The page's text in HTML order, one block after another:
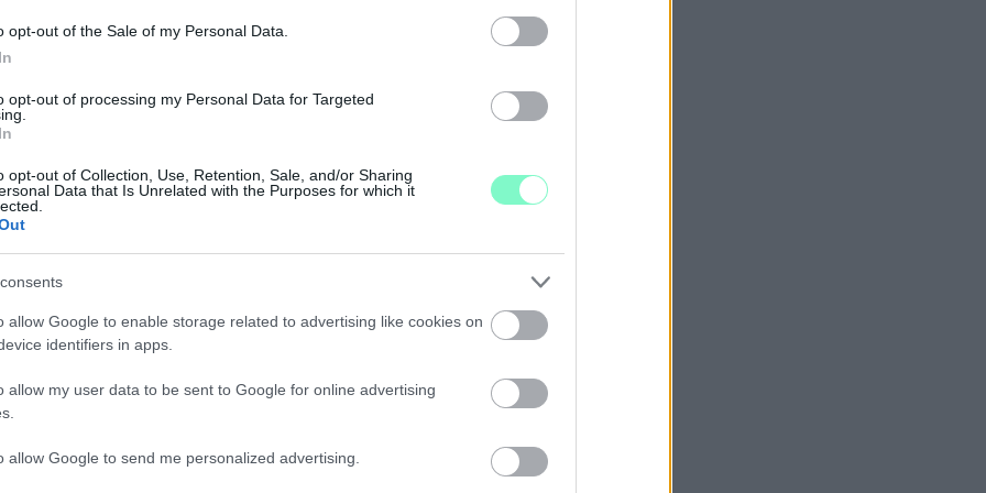
opt-out of the Sale of my Personal Data.
opt-out of processing my Personal Data for Targeted
opt-out of Collection, Use, Retention, Sale, and/or Sharing
Data that Is Unrelated with the Purposes for which it
allow Google to enable storage related to advertising like cookies on
identifiers in apps.
allow my user data to be sent to Google for online advertising
allow Google to send me personalized advertising.
Bull In The Barne United nevű pub amatőr gárdáját fogja erősíteni.
ALJÁN LÉVŐ PRESSZÓNAK SZOMBATHELYEN
tartson kulturális rendezvényeket.
60 BRIT EGY KIADÓS HÓVIHART KÖVETŐEN
csapnak a hó alatt.
EGY NYOLCVANAST